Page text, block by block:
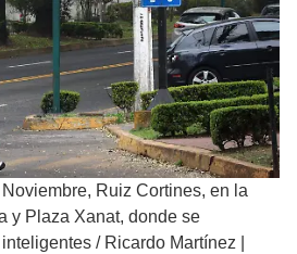
Ruiz Cortines, en la
y Plaza Xanat, donde se
/ Ricardo Martínez |